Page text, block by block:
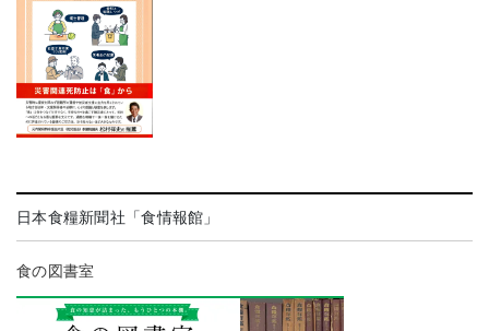
日本食糧新聞社「食情報館」
食の図書室